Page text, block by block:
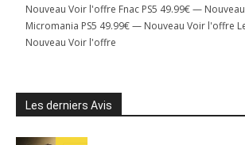
Nouveau Voir l'offre Fnac PS5 49.99€ —
Micromania PS5 49.99€ — Nouveau Voir l'offre
Nouveau Voir l'offre
Les derniers Avis